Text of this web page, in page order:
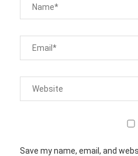
Save my name, email, and